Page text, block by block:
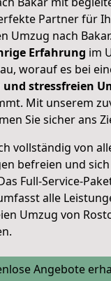
Partner für
Umzug nach
Erfahrung im
worauf es bei
stressfreien
Mit unserem
Sie sicher ans
vollständig von
befreien und
Full-Service-
alle
Umzug von
Angebote